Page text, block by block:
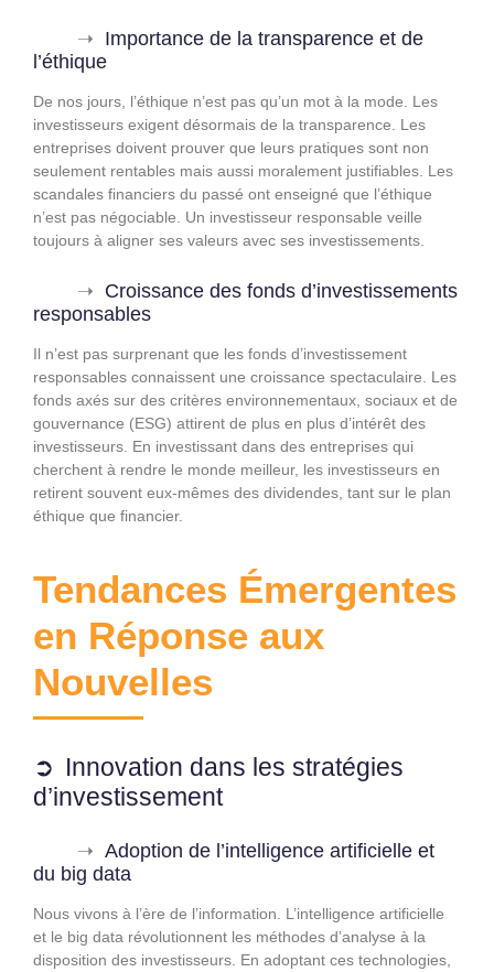
Importance de la transparence et de
l’éthique
De nos jours, l’éthique n’est pas qu’un mot à la mode. Les
investisseurs exigent désormais de la transparence. Les
entreprises doivent prouver que leurs pratiques sont non
seulement rentables mais aussi moralement justifiables. Les
scandales financiers du passé ont enseigné que l’éthique
n’est pas négociable. Un investisseur responsable veille
toujours à aligner ses valeurs avec ses investissements.
Croissance des fonds d’investissements
responsables
Il n’est pas surprenant que les fonds d’investissement
responsables connaissent une croissance spectaculaire. Les
fonds axés sur des critères environnementaux, sociaux et de
gouvernance (ESG) attirent de plus en plus d’intérêt des
investisseurs. En investissant dans des entreprises qui
cherchent à rendre le monde meilleur, les investisseurs en
retirent souvent eux-mêmes des dividendes, tant sur le plan
éthique que financier.
Tendances Émergentes
en Réponse aux
Nouvelles
Innovation dans les stratégies
d’investissement
Adoption de l’intelligence artificielle et
du big data
Nous vivons à l’ère de l’information. L’intelligence artificielle
et le big data révolutionnent les méthodes d’analyse à la
disposition des investisseurs. En adoptant ces technologies,